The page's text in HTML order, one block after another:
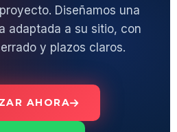
Diseñamos una
adaptada a su sitio, con
y plazos claros.
AHORA